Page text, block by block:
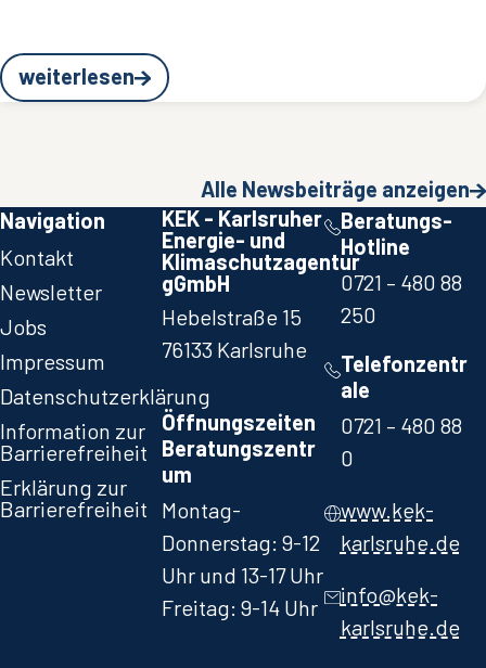
weiterlesen
Alle Newsbeiträge anzeigen
Navigation
Kontakt
Newsletter
Jobs
Impressum
Datenschutzerklärung
Information zur
Barrierefreiheit
Erklärung zur
Barrierefreiheit
KEK - Karlsruher
Energie- und
Klimaschutzagentur
gGmbH
Hebelstraße 15
76133 Karlsruhe
Öffnungszeiten
Beratungszentr
um
Montag-
Donnerstag: 9-12
Uhr und 13-17 Uhr
Freitag: 9-14 Uhr
Beratungs-
Hotline
0721 – 480 88
250​
Telefonzentr
ale
0721 – 480 88
0​
www.kek-
karlsruhe.de
info@kek-
karlsruhe.de